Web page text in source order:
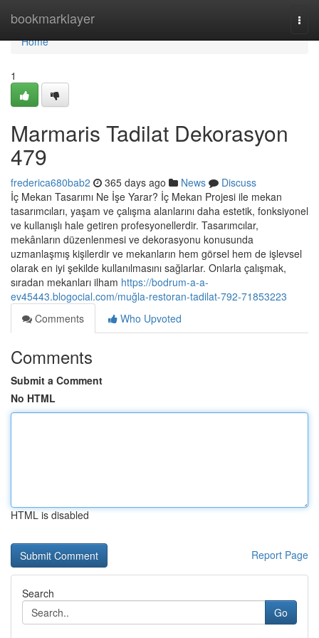
bookmarklayer
Home
Home
1
Marmaris Tadilat Dekorasyon
479
frederica680bab2 365 days ago News
Discuss
İç Mekan Tasarımı Ne İşe Yarar? İç Mekan Projesi ile mekan
tasarımcıları, yaşam ve çalışma alanlarını daha estetik, fonksiyonel
ve kullanışlı hale getiren profesyonellerdir. Tasarımcılar,
mekânların düzenlenmesi ve dekorasyonu konusunda
uzmanlaşmış kişilerdir ve mekanların hem görsel hem de işlevsel
olarak en iyi şekilde kullanılmasını sağlarlar. Onlarla çalışmak,
sıradan mekanları ilham https://bodrum-a-a-
ev45443.blogocial.com/muğla-restoran-tadilat-792-71853223
Comments
Who Upvoted
Comments
Submit a Comment
No HTML
HTML is disabled
Report Page
Search
Go